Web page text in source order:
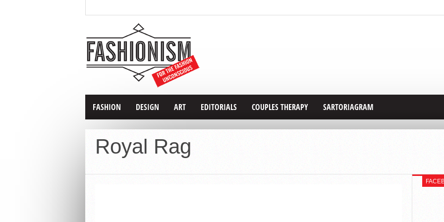
FASHION DESIGN ART EDITORIALS COUPLES THERAPY SARTORIAGRAM
Royal Rag